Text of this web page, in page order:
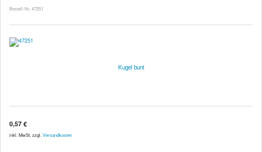
Bestell-Nr. 47251
Kugel bunt
0,57 €
inkl. MwSt. zzgl. Versandkosten